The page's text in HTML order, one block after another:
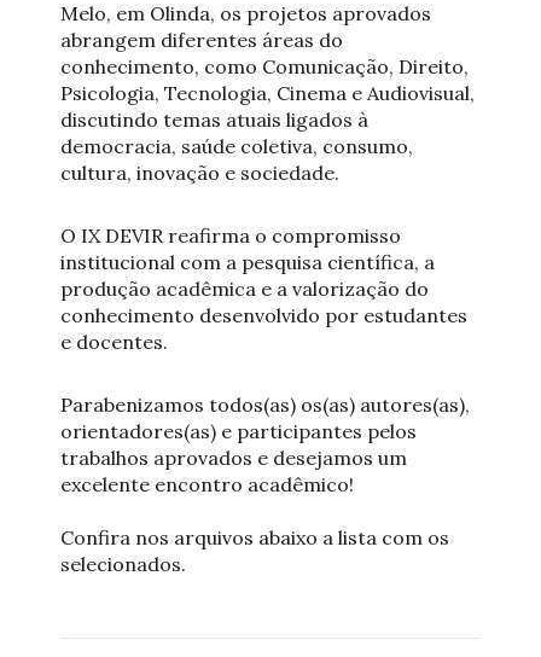
Melo, em Olinda, os projetos aprovados
abrangem diferentes áreas do
conhecimento, como Comunicação, Direito,
Psicologia, Tecnologia, Cinema e Audiovisual,
discutindo temas atuais ligados à
democracia, saúde coletiva, consumo,
cultura, inovação e sociedade.
O IX DEVIR reafirma o compromisso
institucional com a pesquisa científica, a
produção acadêmica e a valorização do
conhecimento desenvolvido por estudantes
e docentes.
Parabenizamos todos(as) os(as) autores(as),
orientadores(as) e participantes pelos
trabalhos aprovados e desejamos um
excelente encontro acadêmico!
Confira nos arquivos abaixo a lista com os
selecionados.